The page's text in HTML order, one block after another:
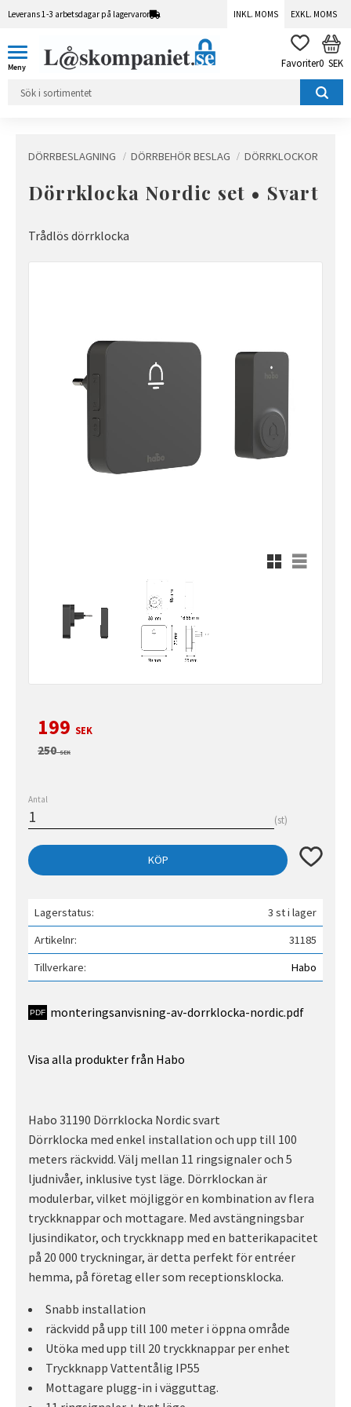
Leverans 1-3 arbetsdagar på lagervaror INKL. MOMS EXKL. MOMS
FAVORITER
0 SEK
DÖRRBESLAGNING DÖRRBEHÖR BESLAG DÖRRKLOCKOR
Dörrklocka Nordic set • Svart
Trådlös dörrklocka
Rutnätsvy
Listvy
Nedsatt pris:
199 SEK
Ordinarie pris:
250SEK
Antal
st
KÖP Lägg till
Lagerstatus
3 st i lager
Artikelnr
31185
Tillverkare
Habo
monteringsanvisning-av-dorrklocka-nordic.pdf
Visa alla produkter från Habo
Habo 31190 Dörrklocka Nordic svart
Dörrklocka med enkel installation och upp till 100
meters räckvidd. Välj mellan 11 ringsignaler och 5
ljudnivåer, inklusive tyst läge. Dörrklockan är
modulerbar, vilket möjliggör en kombination av flera
tryckknappar och mottagare. Med avstängningsbar
ljusindikator, och tryckknapp med en batterikapacitet
på 20 000 tryckningar, är detta perfekt för entréer
hemma, på företag eller som receptionsklocka.
Snabb installation
räckvidd på upp till 100 meter i öppna område
Utöka med upp till 20 tryckknappar per enhet
Tryckknapp Vattentålig IP55
Mottagare plugg-in i vägguttag.